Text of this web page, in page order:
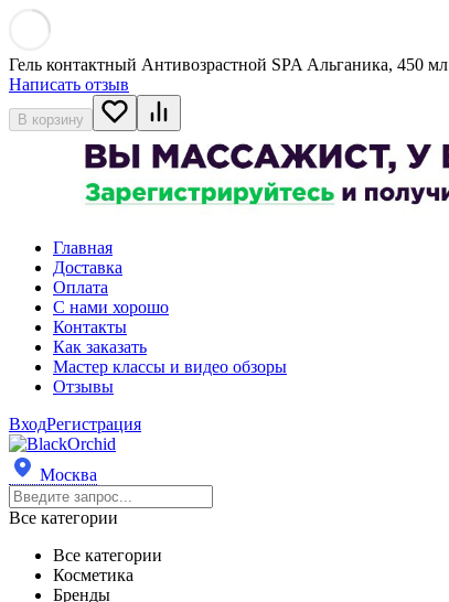
Гель контактный Антивозрастной SPA Альганика, 450 мл
Написать отзыв
В корзину
Главная
Доставка
Оплата
С нами хорошо
Контакты
Как заказать
Мастер классы и видео обзоры
Отзывы
ВходРегистрация
Москва
Все категории
Все категории
Косметика
Бренды